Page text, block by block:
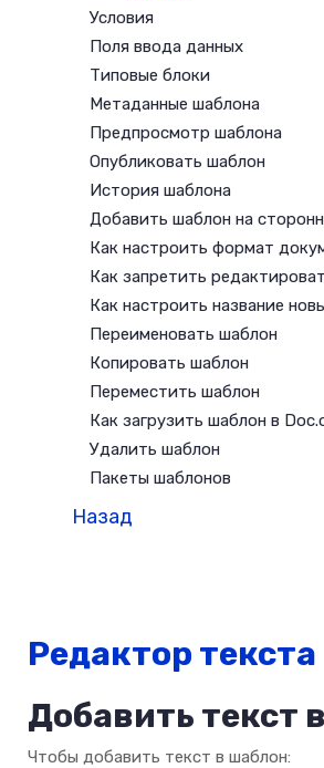
Условия
Поля ввода данных
Типовые блоки
Метаданные шаблона
Предпросмотр шаблона
Опубликовать шаблон
История шаблона
Добавить шаблон на
Как настроить формат
Как запретить
Как настроить название
Переименовать шаблон
Копировать шаблон
Переместить шаблон
Как загрузить шаблон в
Удалить шаблон
Пакеты шаблонов
Назад
Редактор текста
Добавить текст
Чтобы добавить текст в шаблон: